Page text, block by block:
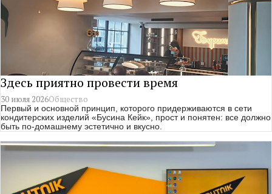
Здесь приятно провести время
30 июля 2026Общество
Первый и основной принцип, которого придерживаются в сети
кондитерских изделий «Бусина Кейк», прост и понятен: все должно
быть по-домашнему эстетично и вкусно.